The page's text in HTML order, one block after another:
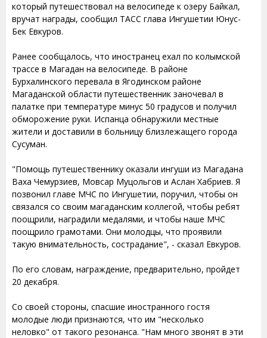
который путешествовал на велосипеде к озеру Байкал,
вручат награды, сообщил ТАСС глава Ингушетии Юнус-
Бек Евкуров.
Ранее сообщалось, что иностранец ехал по колымской
трассе в Магадан на велосипеде. В районе
Бурхалинского перевала в Ягодинском районе
Магаданской области путешественник заночевал в
палатке при температуре минус 50 градусов и получил
обморожение руки. Испанца обнаружили местные
жители и доставили в больницу близлежащего города
Сусуман.
"Помощь путешественнику оказали ингуши из Магадана
Ваха Чемурзиев, Мовсар Муцольгов и Аслан Хабриев. Я
позвонил главе МЧС по Ингушетии, поручил, чтобы он
связался со своим магаданским коллегой, чтобы ребят
поощрили, наградили медалями, и чтобы наше МЧС
поощрило грамотами. Они молодцы, что проявили
такую внимательность, сострадание", - сказал Евкуров.
По его словам, награждение, предварительно, пройдет
20 декабря.
Со своей стороны, спасшие иностранного гостя
молодые люди признаются, что им "несколько
неловко" от такого резонанса. "Нам много звонят в эти